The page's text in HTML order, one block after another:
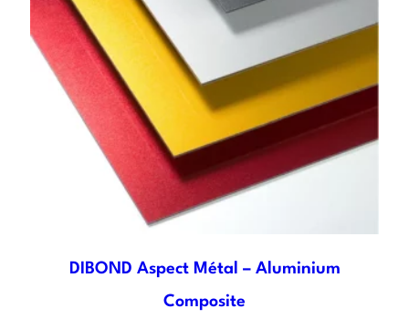
DIBOND Aspect Métal – Aluminium
Composite